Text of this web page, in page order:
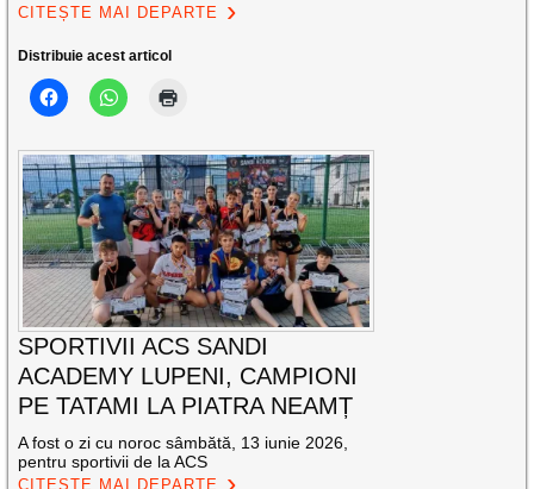
CITEȘTE MAI DEPARTE
Distribuie acest articol
SPORTIVII ACS SANDI
ACADEMY LUPENI, CAMPIONI
PE TATAMI LA PIATRA NEAMȚ
A fost o zi cu noroc sâmbătă, 13 iunie 2026,
pentru sportivii de la ACS
CITEȘTE MAI DEPARTE